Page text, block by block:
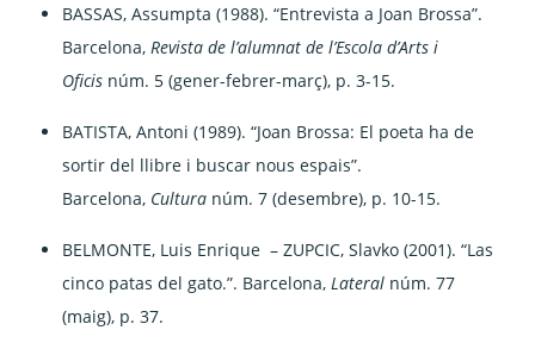
BASSAS, Assumpta (1988). “Entrevista a Joan Brossa”.
Barcelona,Revista de l’alumnat de l’Escola d’Arts i
Oficis núm. 5 (gener-febrer-març), p. 3-15.
BATISTA, Antoni (1989). “Joan Brossa: El poeta ha de
sortir del llibre i buscar nous espais”.
Barcelona, Cultura núm. 7 (desembre), p. 10-15.
BELMONTE, Luis Enrique – ZUPCIC, Slavko (2001). “Las
cinco patas del gato.”. Barcelona,Lateral núm. 77
(maig), p. 37.